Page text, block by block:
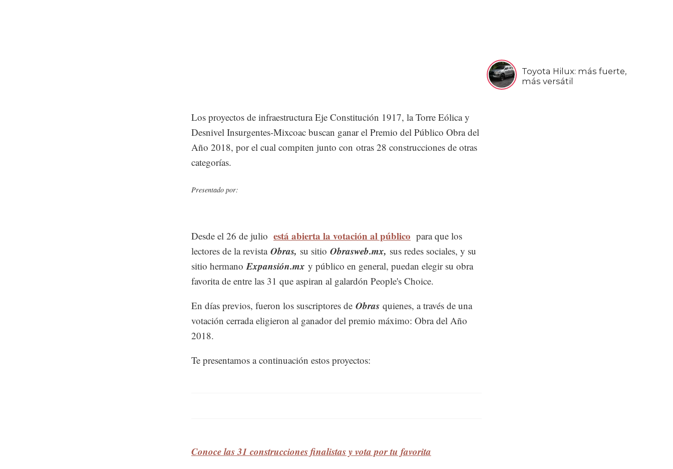
Toyota Hilux: más fuerte,
más versátil
Los proyectos de infraestructura Eje Constitución 1917, la Torre Eólica y
Desnivel Insurgentes-Mixcoac buscan ganar el Premio del Público Obra del
Año 2018, por el cual compiten junto con otras 28 construcciones de otras
categorías.
Presentado por:
Desde el 26 de julio está abierta la votación al público para que los
lectores de la revista Obras, su sitio Obrasweb.mx, sus redes sociales, y su
sitio hermanoExpansión.mx y público en general, puedan elegir su obra
favorita de entre las 31 que aspiran al galardón People's Choice.
En días previos, fueron los suscriptores de Obras quienes, a través de una
votación cerrada eligieron al ganador del premio máximo: Obra del Año
2018.
Te presentamos a continuación estos proyectos:
Conoce las 31 construcciones finalistas y vota por tu favorita